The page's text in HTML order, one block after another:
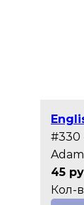
#330
45
Кол-